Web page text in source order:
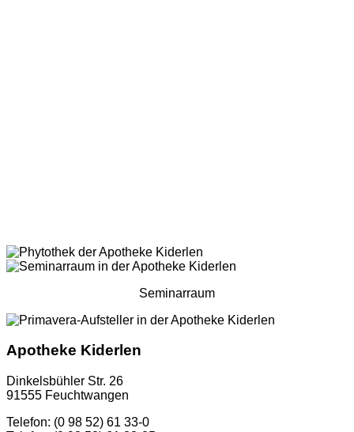
Seminarraum
Apotheke Kiderlen
Dinkelsbühler Str. 26
91555 Feuchtwangen
Telefon: (0 98 52) 61 33-0